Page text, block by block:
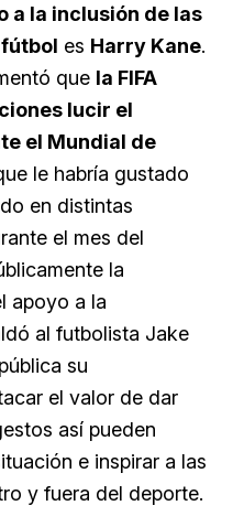
a la inclusión de las
fútbol es Harry Kane.
que la FIFA
lucir el
el Mundial de
le habría gustado
en distintas
el mes del
la
apoyo a la
al futbolista Jake
su
el valor de dar
así pueden
e inspirar a las
y fuera del deporte.